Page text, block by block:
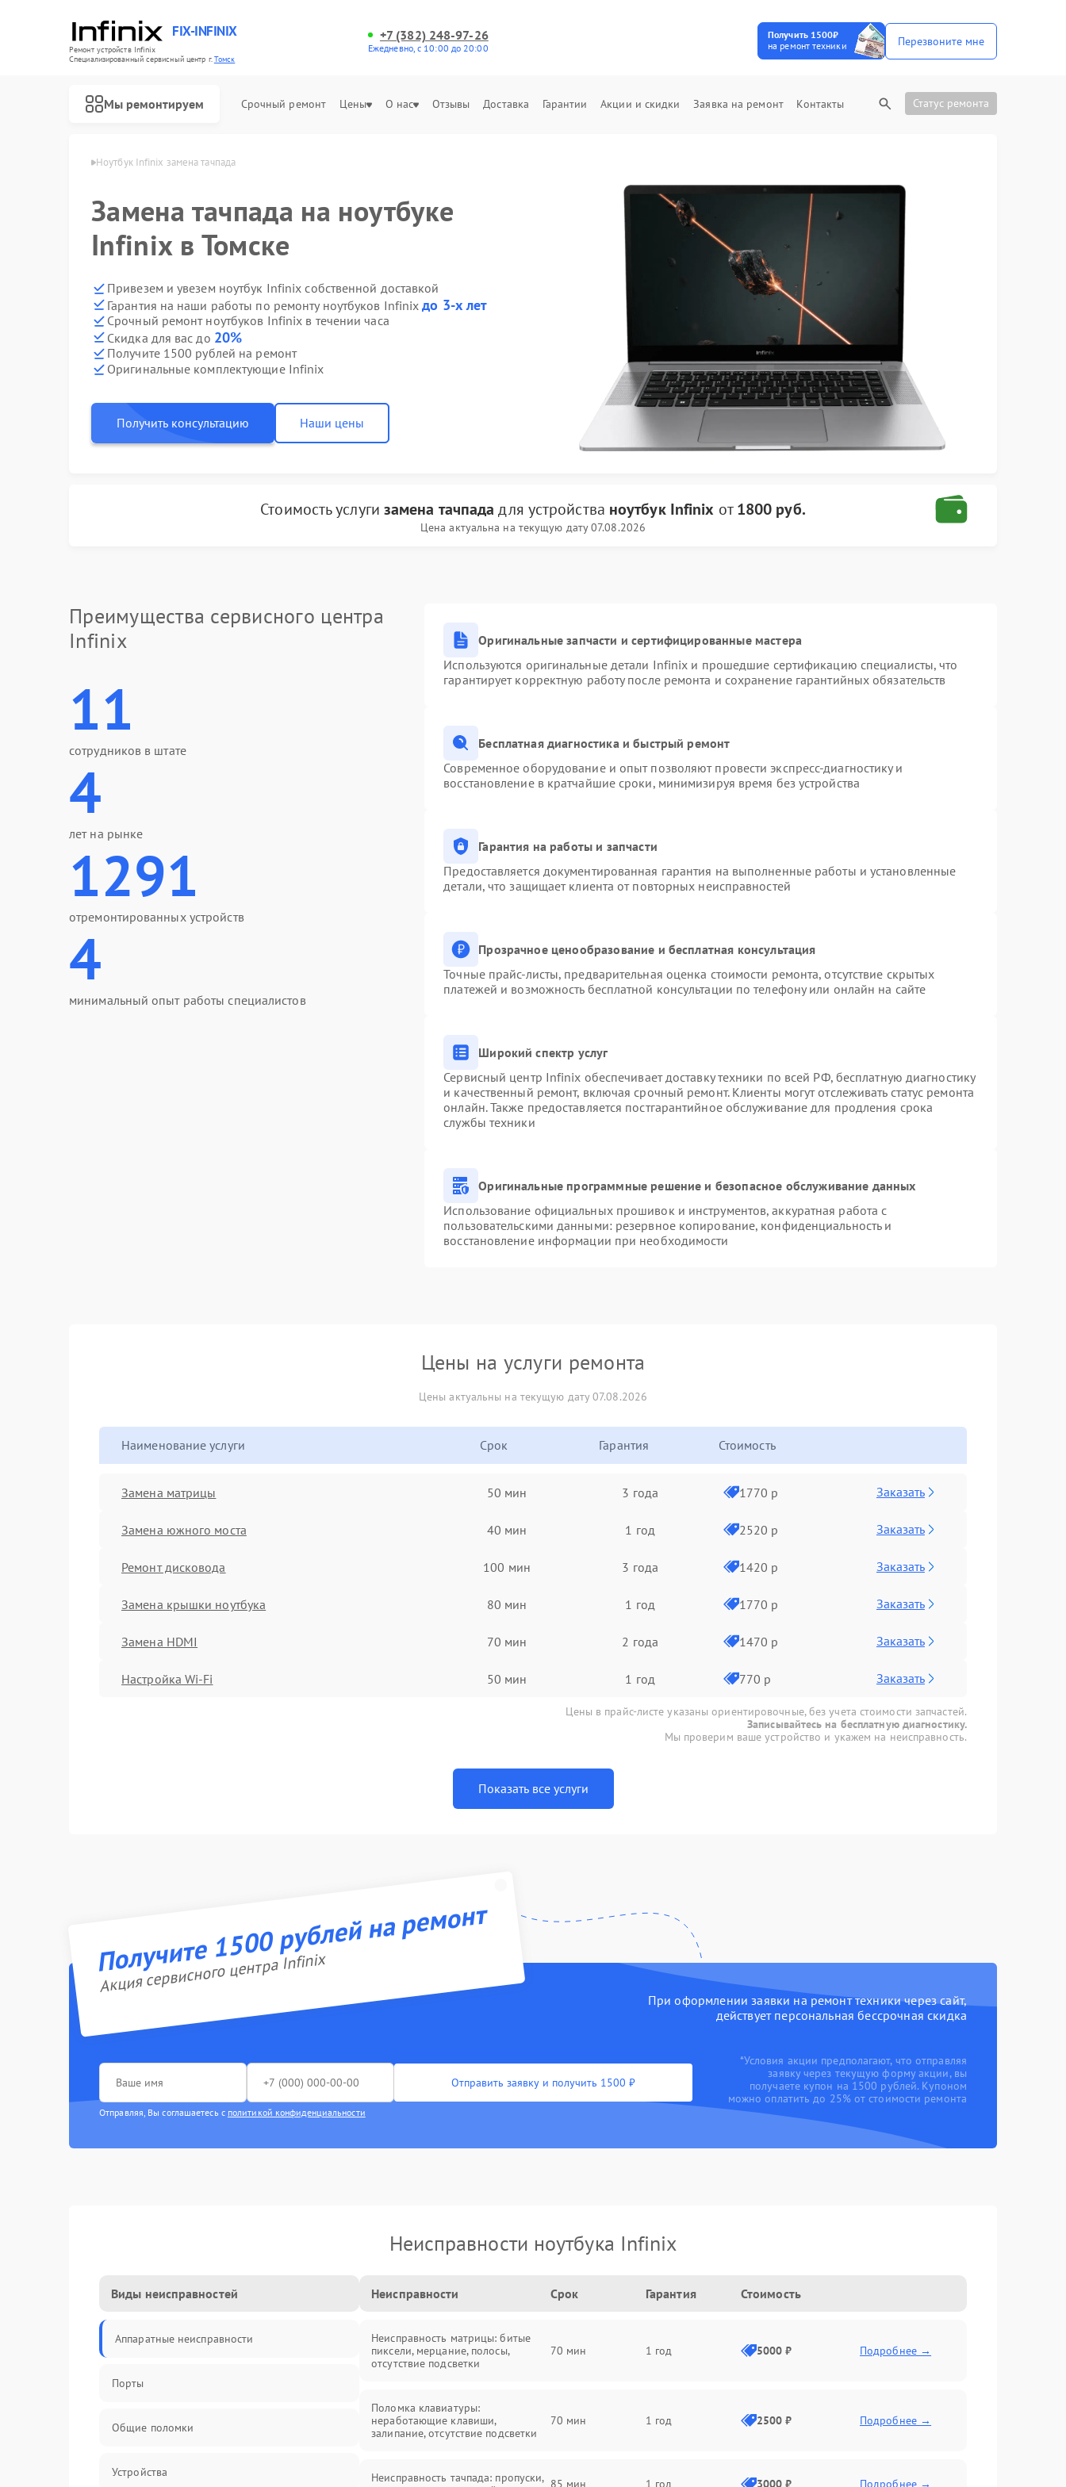
FIX-INFINIX
Ремонт устройств Infinix
Специализированный cервисный центр г.Томск
+7 (382) 248-97-26
Ежедневно, с 10:00 до 20:00
Получить 1500₽
на ремонт техники
Перезвоните мне
Мы ремонтируем Срочный ремонт Цены О нас Отзывы Доставка Гарантии Акции и скидки Заявка на ремонт Контакты Статус ремонта
Infinix в Томске Ноутбук Infinix замена тачпада
Замена тачпада на ноутбуке
Infinix в Томске
Привезем и увезем ноутбук Infinix собственной доставкой
Гарантия на наши работы по ремонту ноутбуков Infinixдо 3-х лет
Срочный ремонт ноутбуков Infinix в течении часа
Скидка для вас до 20%
Получите 1500 рублей на ремонт
Оригинальные комплектующие Infinix
Получить консультацию Наши цены
Стоимость услуги замена тачпада для устройства ноутбук Infinix от1800 руб.
Цена актуальна на текущую дату 07.08.2026
Преимущества сервисного центра
Infinix
11
сотрудников в штате
4
лет на рынке
1291
отремонтированных устройств
4
минимальный опыт работы специалистов
Оригинальные запчасти и сертифицированные мастера
Используются оригинальные детали Infinix и прошедшие сертификацию специалисты, что
гарантирует корректную работу после ремонта и сохранение гарантийных обязательств
Бесплатная диагностика и быстрый ремонт
Современное оборудование и опыт позволяют провести экспресс-диагностику и
восстановление в кратчайшие сроки, минимизируя время без устройства
Гарантия на работы и запчасти
Предоставляется документированная гарантия на выполненные работы и установленные
детали, что защищает клиента от повторных неисправностей
Прозрачное ценообразование и бесплатная консультация
Точные прайс-листы, предварительная оценка стоимости ремонта, отсутствие скрытых
платежей и возможность бесплатной консультации по телефону или онлайн на сайте
Широкий спектр услуг
Сервисный центр Infinix обеспечивает доставку техники по всей РФ, бесплатную диагностику
и качественный ремонт, включая срочный ремонт. Клиенты могут отслеживать статус ремонта
онлайн. Также предоставляется постгарантийное обслуживание для продления срока
службы техники
Оригинальные программные решение и безопасное обслуживание данных
Использование официальных прошивок и инструментов, аккуратная работа с
пользовательскими данными: резервное копирование, конфиденциальность и
восстановление информации при необходимости
Цены на услуги ремонта
Цены актуальны на текущую дату 07.08.2026
Наименование услуги Срок Гарантия Стоимость
Замена матрицы 50 мин 3 года 1770 р Заказать
Замена южного моста 40 мин 1 год 2520 р Заказать
Ремонт дисковода 100 мин 3 года 1420 р Заказать
Замена крышки ноутбука 80 мин 1 год 1770 р Заказать
Замена HDMI 70 мин 2 года 1470 р Заказать
Настройка Wi-Fi 50 мин 1 год 770 р Заказать
Цены в прайс-листе указаны ориентировочные, без учета стоимости запчастей.
Записывайтесь на бесплатную диагностику.
Мы проверим ваше устройство и укажем на неисправность.
Показать все услуги
Получите 1500 рублей на ремонт
Акция сервисного центра Infinix
При оформлении заявки на ремонт техники через сайт,
действует персональная бессрочная скидка
Отправить заявку и получить 1500 ₽
Отправляя, Вы соглашаетесь с политикой конфиденциальности
*Условия акции предполагают, что отправляя
заявку через текущую форму акции, вы
получаете купон на 1500 рублей. Купоном
можно оплатить до 25% от стоимости ремонта
Неисправности ноутбука Infinix
Виды неисправностей
Аппаратные неисправности
Порты
Общие поломки
Устройства
Неисправности Срок Гарантия Стоимость
Неисправность матрицы: битые
пиксели, мерцание, полосы,
отсутствие подсветки
70 мин 1 год 5000 ₽ Подробнее →
Поломка клавиатуры:
неработающие клавиши,
залипание, отсутствие подсветки
70 мин 1 год 2500 ₽ Подробнее →
Неисправность тачпада: пропуски, 85 мин 1 год 3000 ₽ Подробнее →